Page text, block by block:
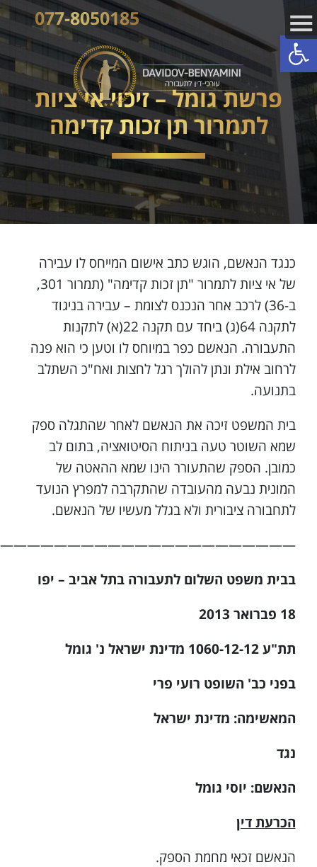
פתח סרגל נגישות
077-8050185
פרשת גומל – זיכוי אי ציות
לתמרור תן זכות קדימה
כנגד הנאשם, הוגש כתב אישום המייחס לו עבירה
של אי ציות לתמרור "תן זכות קדימה" (תמרור 301,
ב-36) לרכב אחר הנכנס לצומת – עבירה בניגוד
לתקנה 64(ג) ביחד עם תקנה 22(א) לתקנות
התעבורה. הנאשם כפר במיוחס לו וטען כי הוא פנה
לרחוב אילת ונתן להולך רגל לחצות ואח"כ השתלב
בתנועה.
בית המשפט זיכה את הנאשם לאחר שהתגלה ספק
שמא השוטר טעה בניתוח הסיטואציה, בתום לב
כמובן. הספק שהתעורר הינו שמא ההאטה של
המונית נבעה מהעובדה שהתקרבה למפרץ הנועד
לתחבורה ציבורית ולא בגלל מעשיו של הנאשם.
בבית משפט השלום לתעבורה בתל אביב – יפו
18 פברואר 2013
תת"ע 1060-12-12 מדינת ישראל נ' גומל
בפני כב' השופט רועי פרי
המאשימה: מדינת ישראל
נגד
הנאשם: יוסי גומל
הכרעת דין
הנאשם זכאי מחמת הספק.